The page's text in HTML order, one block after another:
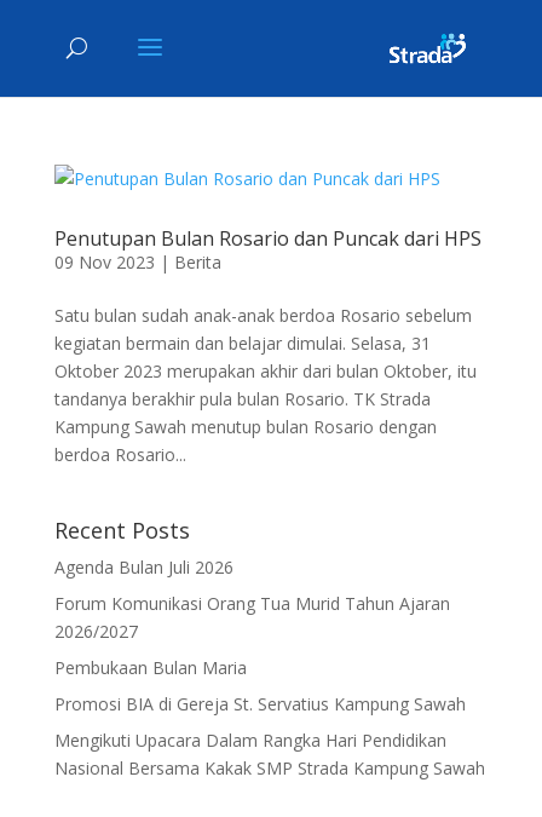
Penutupan Bulan Rosario dan Puncak dari HPS
09 Nov 2023 | Berita
Satu bulan sudah anak-anak berdoa Rosario sebelum
kegiatan bermain dan belajar dimulai. Selasa, 31
Oktober 2023 merupakan akhir dari bulan Oktober, itu
tandanya berakhir pula bulan Rosario. TK Strada
Kampung Sawah menutup bulan Rosario dengan
berdoa Rosario...
Recent Posts
Agenda Bulan Juli 2026
Forum Komunikasi Orang Tua Murid Tahun Ajaran
2026/2027
Pembukaan Bulan Maria
Promosi BIA di Gereja St. Servatius Kampung Sawah
Mengikuti Upacara Dalam Rangka Hari Pendidikan
Nasional Bersama Kakak SMP Strada Kampung Sawah